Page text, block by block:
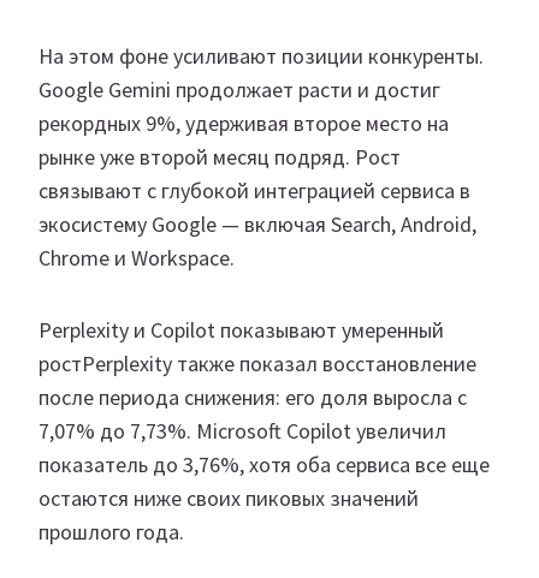
На этом фоне усиливают позиции конкуренты.
Google Gemini продолжает расти и достиг
рекордных 9%, удерживая второе место на
рынке уже второй месяц подряд. Рост
связывают с глубокой интеграцией сервиса в
экосистему Google — включая Search, Android,
Chrome и Workspace.
Perplexity и Copilot показывают умеренный
ростPerplexity также показал восстановление
после периода снижения: его доля выросла с
7,07% до 7,73%. Microsoft Copilot увеличил
показатель до 3,76%, хотя оба сервиса все еще
остаются ниже своих пиковых значений
прошлого года.